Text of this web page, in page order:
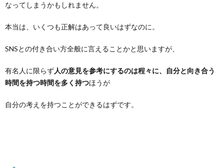
なってしまうかもしれません。
本当は、いくつも正解はあって良いはずなのに。
SNSとの付き合い方全般に言えることかと思いますが、
有名人に限らず人の意見を参考にするのは程々に、自分と向き合う
時間を持つ時間を多く持つほうが
自分の考えを持つことができるはずです。